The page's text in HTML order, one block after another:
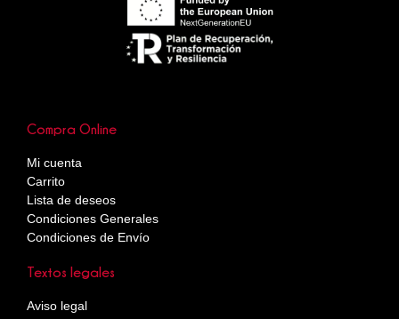
Compra Online
Mi cuenta
Carrito
Lista de deseos
Condiciones Generales
Condiciones de Envío
Textos legales
Aviso legal